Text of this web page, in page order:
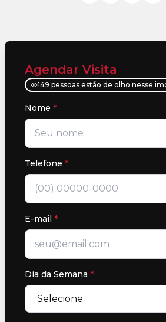
Agendar Visita
149 pessoas estão de olho nesse
Nome *
Telefone *
E-mail *
Dia da Semana *